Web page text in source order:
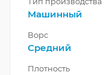
Машинный
Ворс
Средний
Плотность